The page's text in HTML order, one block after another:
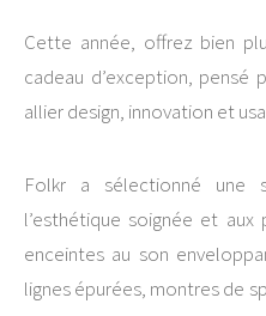
Cette année, offrez bien
cadeau d’exception,
allier design, innovation et
Folkr a sélectionné une
l’esthétique soignée et aux
enceintes au son
lignes épurées, montres de